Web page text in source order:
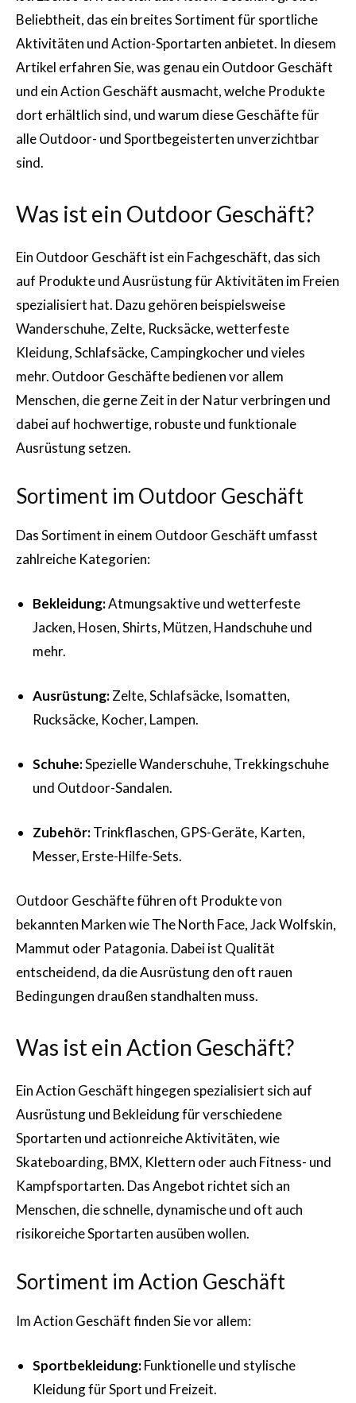
Beliebtheit, das ein breites Sortiment für sportliche
Aktivitäten und Action-Sportarten anbietet. In diesem
Artikel erfahren Sie, was genau ein Outdoor Geschäft
und ein Action Geschäft ausmacht, welche Produkte
dort erhältlich sind, und warum diese Geschäfte für
alle Outdoor- und Sportbegeisterten unverzichtbar
sind.
Was ist ein Outdoor Geschäft?
Ein Outdoor Geschäft ist ein Fachgeschäft, das sich
auf Produkte und Ausrüstung für Aktivitäten im Freien
spezialisiert hat. Dazu gehören beispielsweise
Wanderschuhe, Zelte, Rucksäcke, wetterfeste
Kleidung, Schlafsäcke, Campingkocher und vieles
mehr. Outdoor Geschäfte bedienen vor allem
Menschen, die gerne Zeit in der Natur verbringen und
dabei auf hochwertige, robuste und funktionale
Ausrüstung setzen.
Sortiment im Outdoor Geschäft
Das Sortiment in einem Outdoor Geschäft umfasst
zahlreiche Kategorien:
Bekleidung:Atmungsaktive und wetterfeste
Jacken, Hosen, Shirts, Mützen, Handschuhe und
mehr.
Ausrüstung:Zelte, Schlafsäcke, Isomatten,
Rucksäcke, Kocher, Lampen.
Schuhe:Spezielle Wanderschuhe, Trekkingschuhe
und Outdoor-Sandalen.
Zubehör:Trinkflaschen, GPS-Geräte, Karten,
Messer, Erste-Hilfe-Sets.
Outdoor Geschäfte führen oft Produkte von
bekannten Marken wie The North Face, Jack Wolfskin,
Mammut oder Patagonia. Dabei ist Qualität
entscheidend, da die Ausrüstung den oft rauen
Bedingungen draußen standhalten muss.
Was ist ein Action Geschäft?
Ein Action Geschäft hingegen spezialisiert sich auf
Ausrüstung und Bekleidung für verschiedene
Sportarten und actionreiche Aktivitäten, wie
Skateboarding, BMX, Klettern oder auch Fitness- und
Kampfsportarten. Das Angebot richtet sich an
Menschen, die schnelle, dynamische und oft auch
risikoreiche Sportarten ausüben wollen.
Sortiment im Action Geschäft
Im Action Geschäft finden Sie vor allem:
Sportbekleidung:Funktionelle und stylische
Kleidung für Sport und Freizeit.